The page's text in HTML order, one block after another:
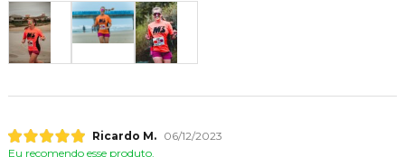
Ricardo M.
06/12/2023
Eu recomendo esse produto.